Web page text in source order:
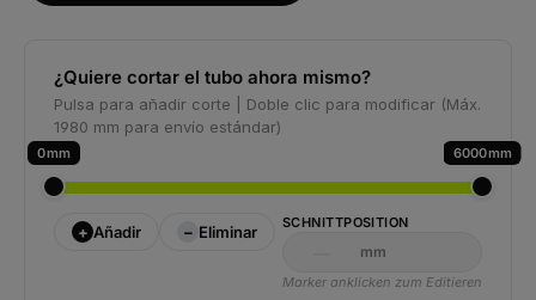
¿Quiere cortar el tubo ahora mismo?
Pulsa para añadir corte | Doble clic para modificar (Máx.
1980 mm para envío estándar)
0 6000
+ Añadir − Eliminar SCHNITTPOSITION
mm
Marker anklicken zum Editieren